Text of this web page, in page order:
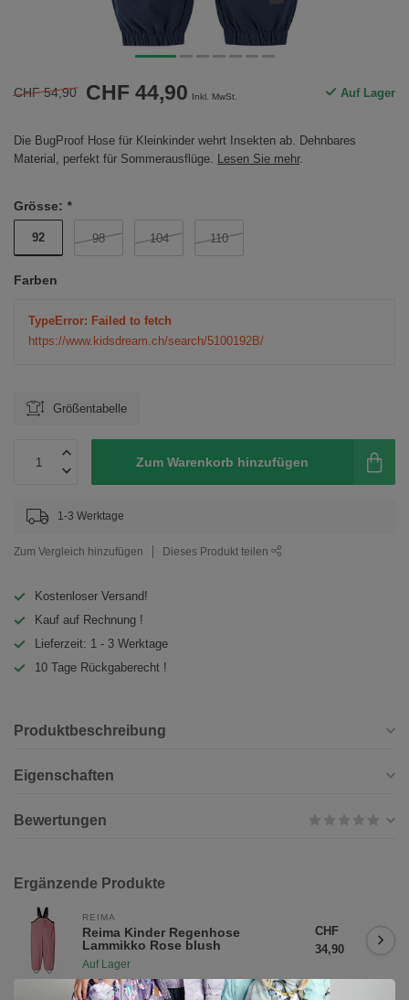
CHF 54,90 CHF 44,90 Inkl. MwSt. Auf Lager
Die BugProof Hose für Kleinkinder wehrt Insekten ab. Dehnbares
Material, perfekt für Sommerausflüge. Lesen Sie mehr.
Grösse: *
92 98 104 110
Farben
TypeError: Failed to fetch
https://www.kidsdream.ch/search/5100192B/
Größentabelle
Zum Warenkorb hinzufügen
1-3 Werktage
Zum Vergleich hinzufügen Dieses Produkt teilen
Kostenloser Versand!
Kauf auf Rechnung !
Lieferzeit: 1 - 3 Werktage
10 Tage Rückgaberecht !
Produktbeschreibung
Eigenschaften
Bewertungen
Ergänzende Produkte
REIMA
Reima Kinder Regenhose
Lammikko Rose blush
Auf Lager
CHF
34,90